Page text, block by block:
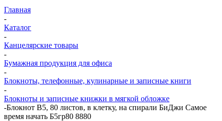
Главная
-
Каталог
-
Канцелярские товары
-
Бумажная продукция для офиса
-
Блокноты, телефонные, кулинарные и записные книги
-
Блокноты и записные книжки в мягкой обложке
-Блокнот В5, 80 листов, в клетку, на спирали БиДжи Самое
время начать Б5гр80 8880